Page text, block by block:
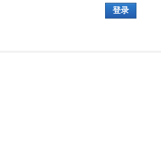
登录